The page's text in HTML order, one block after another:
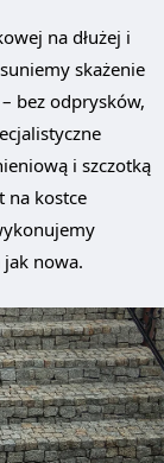
na dłużej i
skażenie
bez odprysków,
i szczotką
na kostce
nowa.